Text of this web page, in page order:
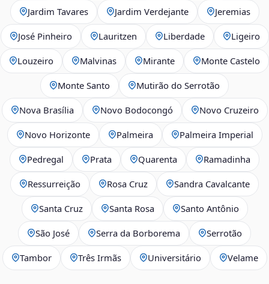
Jardim Tavares Jardim Verdejante Jeremias
José Pinheiro Lauritzen Liberdade Ligeiro
Louzeiro Malvinas Mirante Monte Castelo
Monte Santo Mutirão do Serrotão
Nova Brasília Novo Bodocongó Novo Cruzeiro
Novo Horizonte Palmeira Palmeira Imperial
Pedregal Prata Quarenta Ramadinha
Ressurreição Rosa Cruz Sandra Cavalcante
Santa Cruz Santa Rosa Santo Antônio
São José Serra da Borborema Serrotão
Tambor Três Irmãs Universitário Velame